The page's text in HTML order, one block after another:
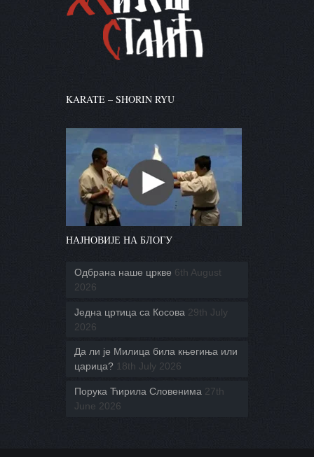
KARATE – SHORIN RYU
НАЈНОВИЈЕ НА БЛОГУ
Одбрана наше цркве 6th August
2026
Једна цртица са Косова 29th July
2026
Да ли је Милица била књегиња или
царица? 18th July 2026
Порука Ћирила Словенима 27th
June 2026